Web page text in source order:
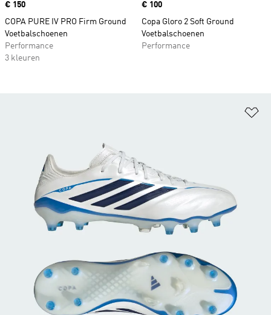
Price
€ 150
COPA PURE IV PRO Firm Ground
Voetbalschoenen
Performance
3 kleuren
Price
€ 100
Copa Gloro 2 Soft Ground
Voetbalschoenen
Performance